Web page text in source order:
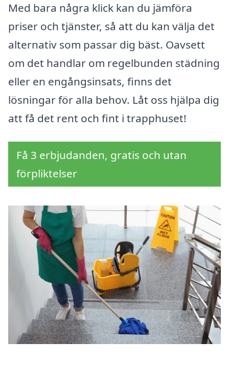
Med bara några klick kan du jämföra
priser och tjänster, så att du kan välja det
alternativ som passar dig bäst. Oavsett
om det handlar om regelbunden städning
eller en engångsinsats, finns det
lösningar för alla behov. Låt oss hjälpa dig
att få det rent och fint i trapphuset!
Få 3 erbjudanden, gratis och utan
förpliktelser